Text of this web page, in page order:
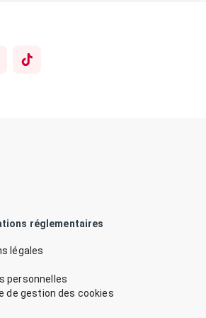
réglementaires
légales
personnelles
de gestion des cookies